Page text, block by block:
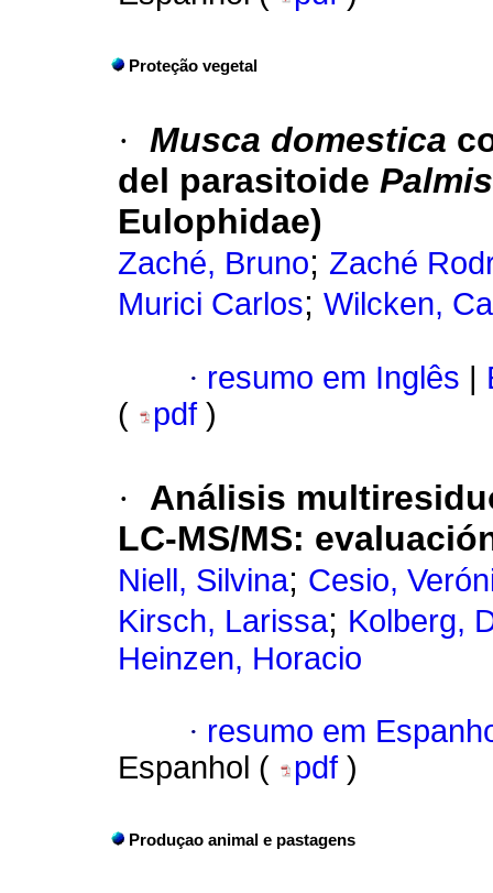
Proteção vegetal
· Musca domestica
del parasitoide
Eulophidae)
Zaché, Bruno; Zaché
Murici Carlos; Wilcken,
· resumo em Inglês
(
pdf )
·
Análisis
LC-MS/MS:
Niell, Silvina; Cesio,
Kirsch, Larissa; Kolberg,
Heinzen, Horacio
· resumo em
Espanhol (
pdf )
Produçao animal e pastagens